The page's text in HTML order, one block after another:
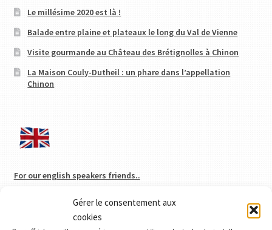
Gérer le consentement aux
cookies
Le millésime 2020 est là !
Balade entre plaine et plateaux le long du Val de Vienne
Visite gourmande au Château des Brétignolles à Chinon
La Maison Couly-Dutheil : un phare dans l’appellation
Chinon
For our english speakers friends..
Catégories de produits